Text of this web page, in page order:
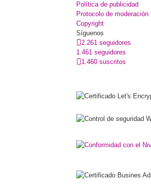
Política de publicidad
Protocolo de moderación
Copyright
Síguenos
2.261 seguidores
1.461 seguidores
1.460 suscritos